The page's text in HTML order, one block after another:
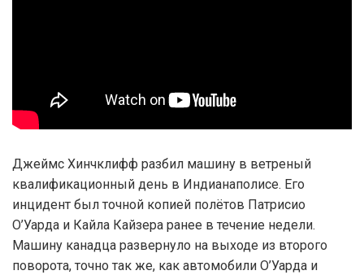
Джеймс Хинчклифф разбил машину в ветреный
квалификационный день в Индианаполисе. Его
инцидент был точной копией полётов Патрисио
О’Уарда и Кайла Кайзера ранее в течение недели.
Машину канадца развернуло на выходе из второго
поворота, точно так же, как автомобили О’Уарда и